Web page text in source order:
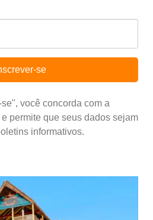
se
você concorda com a
e permite que seus dados sejam
informativos.